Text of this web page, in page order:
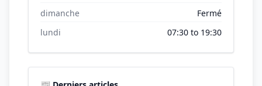
dimanche
Fermé
lundi
07:30 to 19:30